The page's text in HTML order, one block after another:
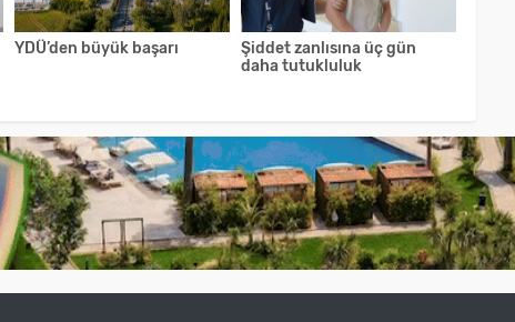
YDÜ’den büyük başarı
Şiddet zanlısına üç gün
daha tutukluluk